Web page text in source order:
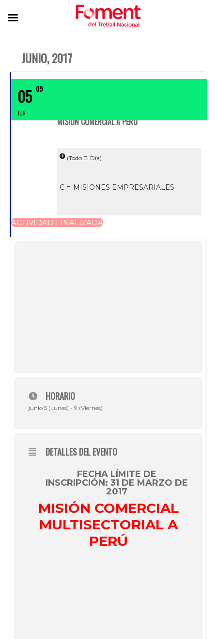
JUNIO, 2017
05
JUN
09
MISIÓN COMERCIAL A PERÚ
(Todo El Día)
C = MISIONES EMPRESARIALES
ACTIVIDAD FINALIZADA
HORARIO
junio 5 (Lunes) - 9 (Viernes)
DETALLES DEL EVENTO
FECHA LÍMITE DE
INSCRIPCIÓN: 31 DE MARZO DE
2017
MISIÓN COMERCIAL
MULTISECTORIAL A
PERÚ